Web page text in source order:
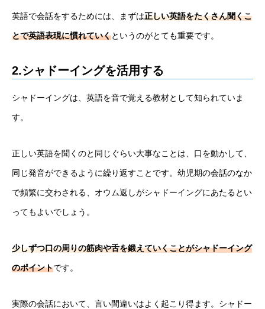
英語で会話をするためには、まずは正しい英語をたくさん聞くこ
とで英語表現に慣れていくというのがとても重要です。
2.シャドーイングを活用する
シャドーイングは、英語を音で覚える教材として知られていま
す。
正しい英語を聞くのと同じぐらい大事なことは、口を動かして、
同じ発音ができるように繰り返すことです。幼児期の会話のなか
で頻繁に交わされる、オウム返しがシャドーイングにあたるとい
ってもよいでしょう。
少しずつ口の周りの筋肉や舌を鍛えていくことがシャドーイング
のポイントです。
実際の会話において、言い間違いはよく起こり得ます。シャドー